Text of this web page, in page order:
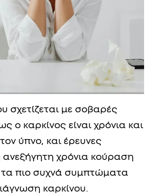
σχετίζεται με σοβαρές
ο καρκίνος είναι χρόνια και
ύπνο, και έρευνες
ανεξήγητη χρόνια κούραση
τα πιο συχνά συμπτώματα
καρκίνου.